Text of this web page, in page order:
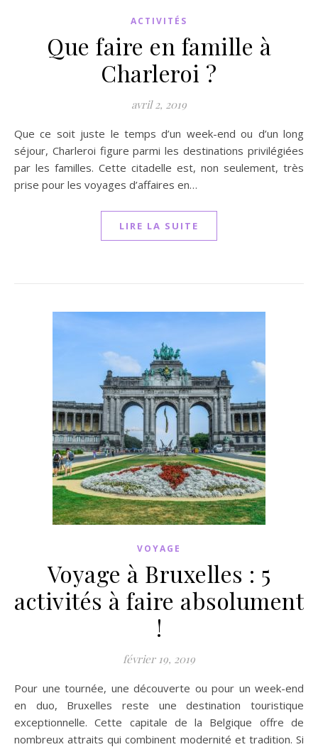
ACTIVITÉS
Que faire en famille à
Charleroi ?
avril 2, 2019
Que ce soit juste le temps d’un week-end ou d’un long
séjour, Charleroi figure parmi les destinations privilégiées
par les familles. Cette citadelle est, non seulement, très
prise pour les voyages d’affaires en…
LIRE LA SUITE
VOYAGE
Voyage à Bruxelles : 5
activités à faire absolument
!
février 19, 2019
Pour une tournée, une découverte ou pour un week-end
en duo, Bruxelles reste une destination touristique
exceptionnelle. Cette capitale de la Belgique offre de
nombreux attraits qui combinent modernité et tradition. Si